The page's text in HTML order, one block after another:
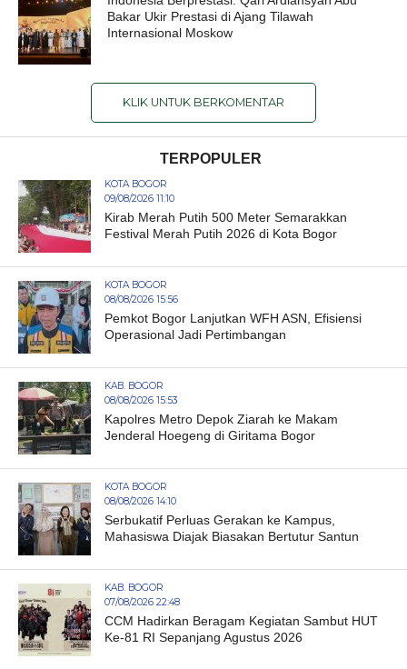
Bakar Ukir Prestasi di Ajang Tilawah
Internasional Moskow
KLIK UNTUK BERKOMENTAR
TERPOPULER
KOTA BOGOR
09/08/2026 11:10
Kirab Merah Putih 500 Meter Semarakkan
Festival Merah Putih 2026 di Kota Bogor
KOTA BOGOR
08/08/2026 15:56
Pemkot Bogor Lanjutkan WFH ASN, Efisiensi
Operasional Jadi Pertimbangan
KAB. BOGOR
08/08/2026 15:53
Kapolres Metro Depok Ziarah ke Makam
Jenderal Hoegeng di Giritama Bogor
KOTA BOGOR
08/08/2026 14:10
Serbukatif Perluas Gerakan ke Kampus,
Mahasiswa Diajak Biasakan Bertutur Santun
KAB. BOGOR
07/08/2026 22:48
CCM Hadirkan Beragam Kegiatan Sambut HUT
Ke-81 RI Sepanjang Agustus 2026